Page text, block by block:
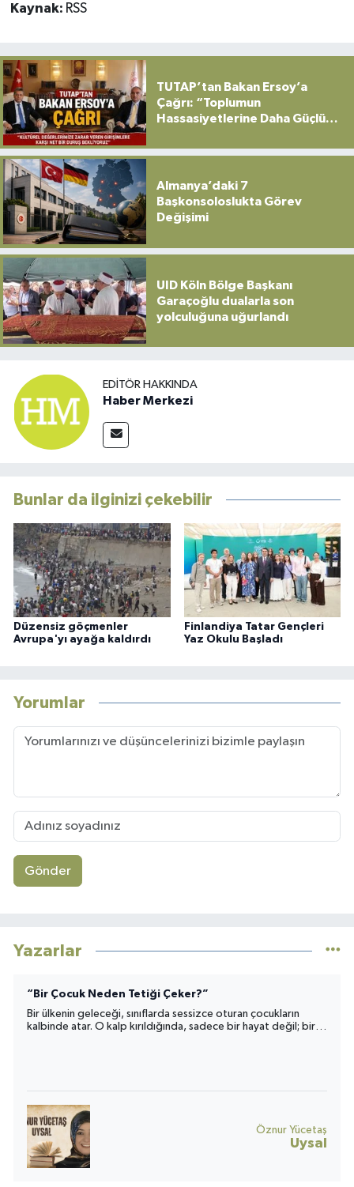
Kaynak: RSS
TUTAP’tan Bakan Ersoy’a
Çağrı: “Toplumun
Hassasiyetlerine Daha Güçlü
Almanya’daki 7
Başkonsoloslukta Görev
Değişimi
UID Köln Bölge Başkanı
Garaçoğlu dualarla son
yolculuğuna uğurlandı
EDITÖR HAKKINDA
Haber Merkezi
Bunlar da ilginizi çekebilir
Düzensiz göçmenler
Avrupa'yı ayağa kaldırdı
Finlandiya Tatar Gençleri
Yaz Okulu Başladı
Yorumlar
Gönder
Yazarlar
“Bir Çocuk Neden Tetiği Çeker?”
Bir ülkenin geleceği, sınıflarda sessizce oturan çocukların
kalbinde atar. O kalp kırıldığında, sadece bir hayat değil; bir
Öznur Yücetaş
Uysal